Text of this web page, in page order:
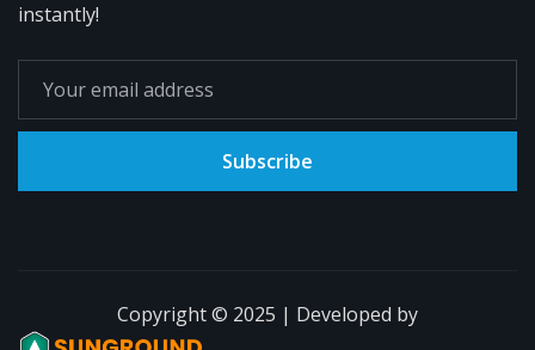
instantly!
Subscribe
Copyright © 2025 | Developed by